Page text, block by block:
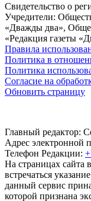
Свидетельство о
Учредители:
«Дважды два»,
«Редакция газеты
Правила
Политика в
Политика
Согласие на
Обновить страницу
Главный редактор:
Адрес электронной
Телефон Редакции:
На страницах
встречаться
данный сервис
которой признана